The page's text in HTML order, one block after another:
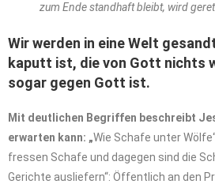
zum Ende standhaft bleibt, wird
Wir werden in eine Welt
kaputt ist, die von Gott nichts
sogar gegen Gott ist.
Mit deutlichen Begriffen beschreibt
erwarten kann: „Wie Schafe unter
fressen Schafe und dagegen sind die
Gerichte ausliefern“: Öffentlich an den